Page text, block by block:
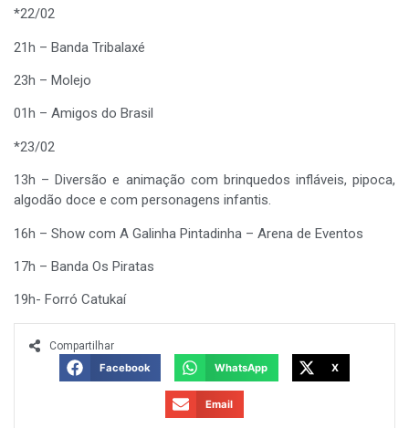
*22/02
21h – Banda Tribalaxé
23h – Molejo
01h – Amigos do Brasil
*23/02
13h – Diversão e animação com brinquedos infláveis, pipoca,
algodão doce e com personagens infantis.
16h – Show com A Galinha Pintadinha – Arena de Eventos
17h – Banda Os Piratas
19h- Forró Catukaí
Compartilhar
Facebook
WhatsApp X
Email